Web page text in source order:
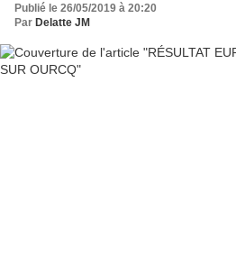
Publié le 26/05/2019 à 20:20
Par Delatte JM